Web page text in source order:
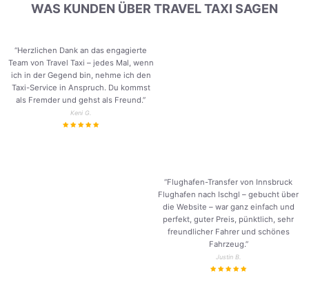
WAS KUNDEN ÜBER TRAVEL TAXI SAGEN
“Herzlichen Dank an das engagierte
Team von Travel Taxi – jedes Mal, wenn
ich in der Gegend bin, nehme ich den
Taxi-Service in Anspruch. Du kommst
als Fremder und gehst als Freund.”
Keni G.
“Flughafen-Transfer von Innsbruck
Flughafen nach Ischgl – gebucht über
die Website – war ganz einfach und
perfekt, guter Preis, pünktlich, sehr
freundlicher Fahrer und schönes
Fahrzeug.”
Justin B.